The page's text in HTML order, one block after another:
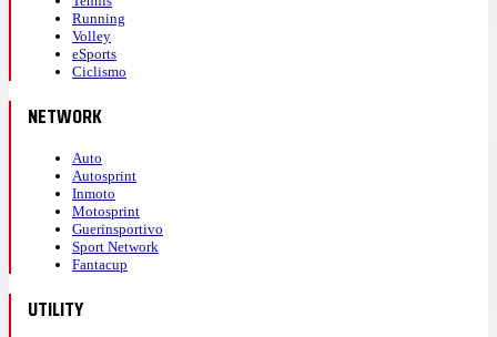
Running
Volley
eSports
Ciclismo
NETWORK
Auto
Autosprint
Inmoto
Motosprint
Guerinsportivo
Sport Network
Fantacup
UTILITY